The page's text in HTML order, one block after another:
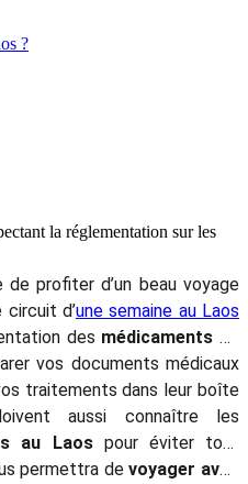
?
la réglementation sur les
profiter d’un beau voyage
circuit d’une semaine au Laos
des médicaments au
vos documents médicaux
traitements dans leur boîte
aussi connaître les
au Laospour éviter tout
permettra devoyager avec